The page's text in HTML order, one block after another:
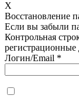
X
Восстановление
Если вы забыли
Контрольная
Логин/Email *